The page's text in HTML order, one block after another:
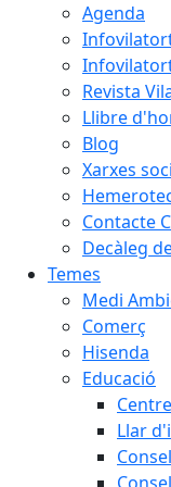
Agenda
Revista
Llibre
Blog
Xarxes
Contacte
Decàleg
Temes
Medi
Comerç
Hisenda
Educació
Llar